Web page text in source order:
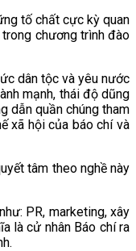
tố chất cực kỳ quan
chương trình đào
dân tộc và yêu nước
mạnh, thái độ dũng
dẫn quần chúng tham
xã hội của báo chí và
tâm theo nghề này
PR, marketing, xây
là cử nhân Báo chí ra